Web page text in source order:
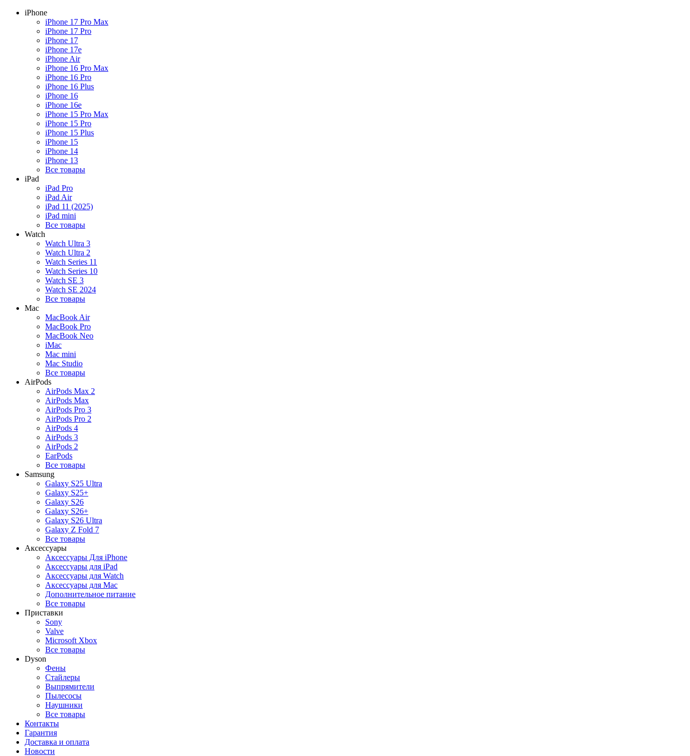
iPhone
iPhone 17 Pro Max
iPhone 17 Pro
iPhone 17
iPhone 17e
iPhone Air
iPhone 16 Pro Max
iPhone 16 Pro
iPhone 16 Plus
iPhone 16
iPhone 16e
iPhone 15 Pro Max
iPhone 15 Pro
iPhone 15 Plus
iPhone 15
iPhone 14
iPhone 13
Все товары
iPad
iPad Pro
iPad Air
iPad 11 (2025)
iPad mini
Все товары
Watch
Watch Ultra 3
Watch Ultra 2
Watch Series 11
Watch Series 10
Watch SE 3
Watch SE 2024
Все товары
Mac
MacBook Air
MacBook Pro
MacBook Neo
iMac
Mac mini
Mac Studio
Все товары
AirPods
AirPods Max 2
AirPods Max
AirPods Pro 3
AirPods Pro 2
AirPods 4
AirPods 3
AirPods 2
EarPods
Все товары
Samsung
Galaxy S25 Ultra
Galaxy S25+
Galaxy S26
Galaxy S26+
Galaxy S26 Ultra
Galaxy Z Fold 7
Все товары
Аксессуары
Аксессуары Для iPhone
Аксессуары для iPad
Аксессуары для Watch
Аксессуары для Mac
Дополнительное питание
Все товары
Приставки
Sony
Valve
Microsoft Xbox
Все товары
Dyson
Фены
Стайлеры
Выпрямители
Пылесосы
Наушники
Все товары
Контакты
Гарантия
Доставка и оплата
Новости